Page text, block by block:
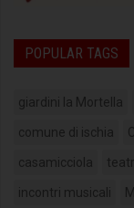
POPULAR TAGS
giardini la Mortella
comune di ischia
casamicciola
incontri musicali